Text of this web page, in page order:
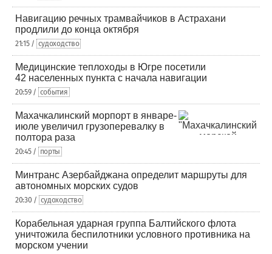
Навигацию речных трамвайчиков в Астрахани
продлили до конца октября
21:15 / судоходство
Медицинские теплоходы в Югре посетили
42 населенных пункта с начала навигации
20:59 / события
Махачкалинский морпорт в январе-
июле увеличил грузоперевалку в
полтора раза
20:45 / порты
Минтранс Азербайджана определит маршруты для
автономных морских судов
20:30 / судоходство
Корабельная ударная группа Балтийского флота
уничтожила беспилотники условного противника на
морском учении